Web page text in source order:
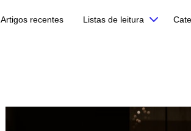
Artigos recentes Listas de leitura